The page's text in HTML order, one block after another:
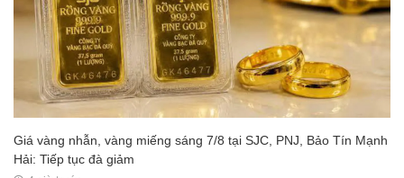
Giá vàng nhẫn, vàng miếng sáng 7/8 tại SJC, PNJ, Bảo Tín Mạnh
Hải: Tiếp tục đà giảm